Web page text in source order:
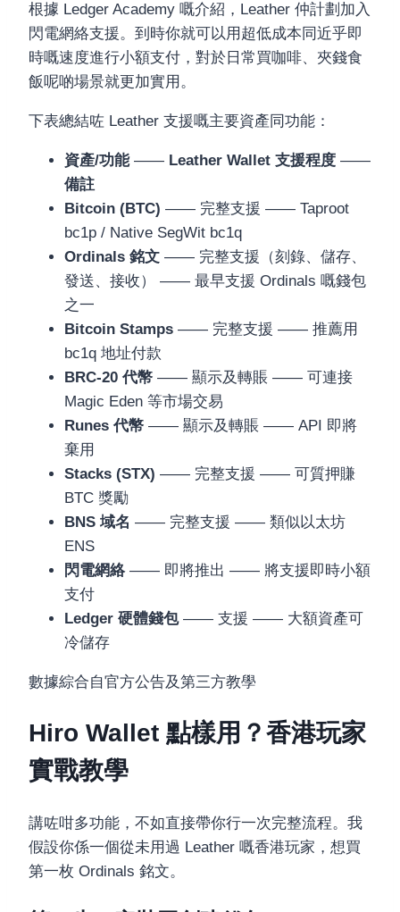
根據 Ledger Academy 嘅介紹，Leather 仲計劃加入
閃電網絡支援。到時你就可以用超低成本同近乎即
時嘅速度進行小額支付，對於日常買咖啡、夾錢食
飯呢啲場景就更加實用。
下表總結咗 Leather 支援嘅主要資產同功能：
資產/功能—— Leather Wallet 支援程度 ——
備註
Bitcoin (BTC) —— 完整支援 —— Taproot
bc1p / Native SegWit bc1q
Ordinals 銘文 —— 完整支援（刻錄、儲存、
發送、接收） —— 最早支援 Ordinals 嘅錢包
之一
Bitcoin Stamps —— 完整支援 —— 推薦用
bc1q 地址付款
BRC-20 代幣 —— 顯示及轉賬 —— 可連接
Magic Eden 等市場交易
Runes 代幣 —— 顯示及轉賬 —— API 即將
棄用
Stacks (STX) —— 完整支援 —— 可質押賺
BTC 獎勵
BNS 域名 —— 完整支援 —— 類似以太坊
ENS
閃電網絡—— 即將推出 —— 將支援即時小額
支付
Ledger 硬體錢包—— 支援 —— 大額資產可
冷儲存
數據綜合自官方公告及第三方教學
Hiro Wallet 點樣用？香港玩家
實戰教學
講咗咁多功能，不如直接帶你行一次完整流程。我
假設你係一個從未用過 Leather 嘅香港玩家，想買
第一枚 Ordinals 銘文。